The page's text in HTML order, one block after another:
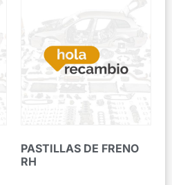
PASTILLAS DE FRENO
RH